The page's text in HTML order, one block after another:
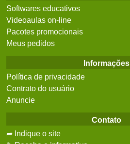
Softwares educativos
Videoaulas on-line
Pacotes promocionais
Meus pedidos
Informações
Política de privacidade
Contrato do usuário
Anuncie
Contato
➦ Indique o site